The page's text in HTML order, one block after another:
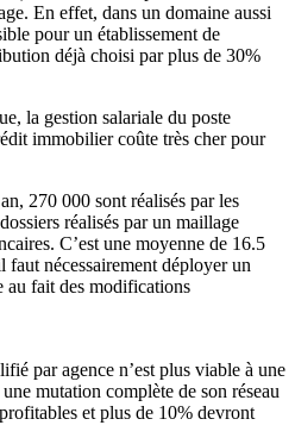
En effet, dans un domaine aussi
pour un établissement de
déjà choisi par plus de 30%
la gestion salariale du poste
immobilier coûte très cher pour
270 000 sont réalisés par les
réalisés par un maillage
C’est une moyenne de 16.5
faut nécessairement déployer un
au fait des modifications
par agence n’est plus viable à une
mutation complète de son réseau
et plus de 10% devront